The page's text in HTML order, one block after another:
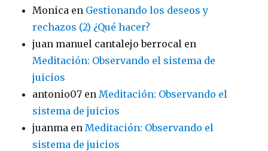
Monica en Gestionando los deseos y
rechazos (2) ¿Qué hacer?
juan manuel cantalejo berrocal en
Meditación: Observando el sistema de
juicios
antonio07 en Meditación: Observando el
sistema de juicios
juanma en Meditación: Observando el
sistema de juicios